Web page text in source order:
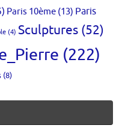
Paris 10ème (13) Paris
(4) Sculptures (52)
(222)
(8)